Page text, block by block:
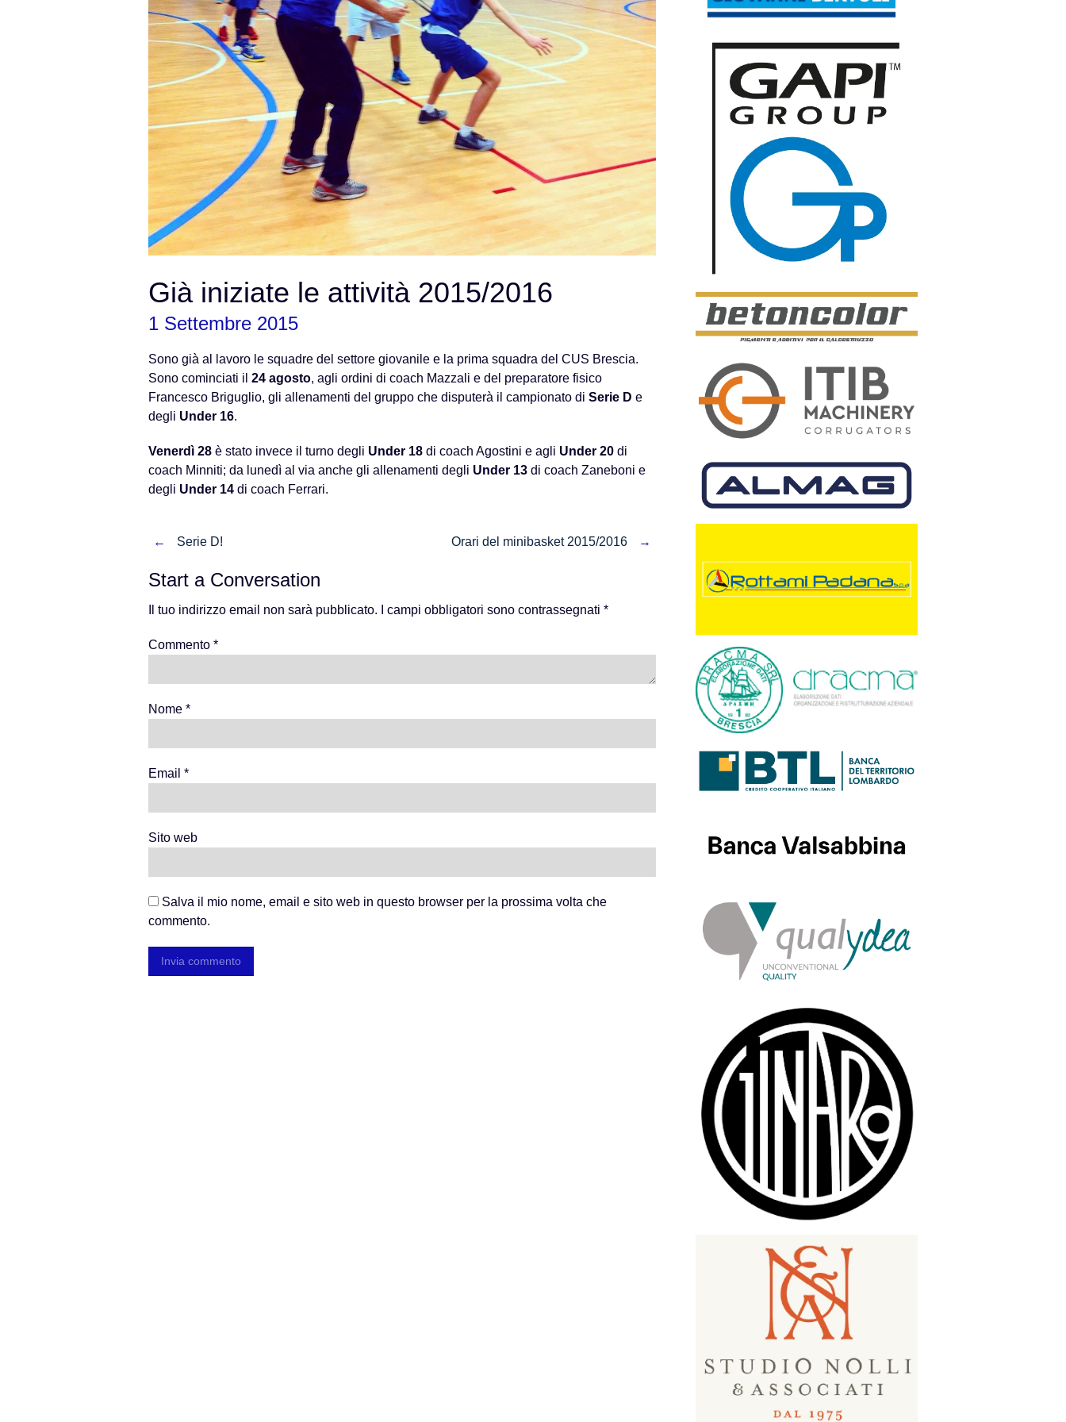
Già iniziate le attività 2015/2016
1 Settembre 2015
Sono già al lavoro le squadre del settore giovanile e la prima squadra del CUS Brescia.
Sono cominciati il 24 agosto, agli ordini di coach Mazzali e del preparatore fisico
Francesco Briguglio, gli allenamenti del gruppo che disputerà il campionato di Serie D e
degli Under 16.
Venerdì 28 è stato invece il turno degli Under 18 di coach Agostini e agli Under 20 di
coach Minniti; da lunedì al via anche gli allenamenti degli Under 13 di coach Zaneboni e
degli Under 14 di coach Ferrari.
Post
navigation
← Serie D! Orari del minibasket 2015/2016 →
Start a Conversation
Il tuo indirizzo email non sarà pubblicato. I campi obbligatori sono contrassegnati *
Commento *
Nome *
Email *
Sito web
Salva il mio nome, email e sito web in questo browser per la prossima volta che
commento.